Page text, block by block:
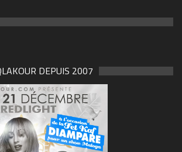
DEPUIS 2007